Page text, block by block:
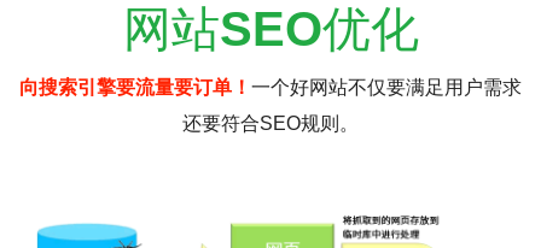
网站SEO优化
向搜索引擎要流量要订单！ 一个好网站不仅要满足用户需求
还要符合SEO规则。